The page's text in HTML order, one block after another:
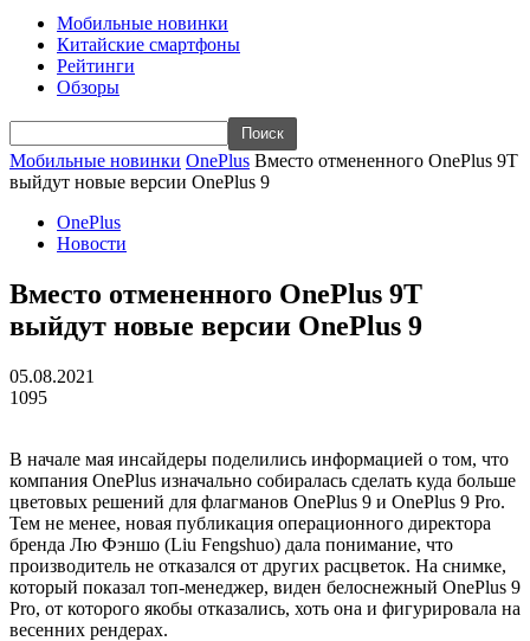
Мобильные новинки
Китайские смартфоны
Рейтинги
Обзоры
Мобильные новинки OnePlus Вместо отмененного OnePlus 9T
выйдут новые версии OnePlus 9
OnePlus
Новости
Вместо отмененного OnePlus 9T
выйдут новые версии OnePlus 9
05.08.2021
1095
В начале мая инсайдеры поделились информацией о том, что
компания OnePlus изначально собиралась сделать куда больше
цветовых решений для флагманов OnePlus 9 и OnePlus 9 Pro.
Тем не менее, новая публикация операционного директора
бренда Лю Фэншо (Liu Fengshuo) дала понимание, что
производитель не отказался от других расцветок. На снимке,
который показал топ-менеджер, виден белоснежный OnePlus 9
Pro, от которого якобы отказались, хоть она и фигурировала на
весенних рендерах.